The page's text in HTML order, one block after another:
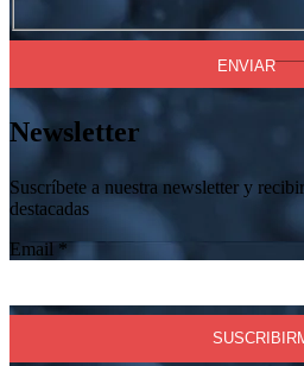
ENVIAR
Newsletter
Suscríbete a nuestra newsletter y
destacadas
Email *